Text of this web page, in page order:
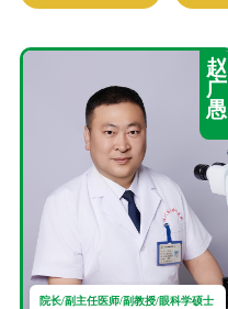
赵
广
愚
院长/副主任医师/副教授/眼科学硕士